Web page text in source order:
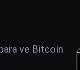
ve Bitcoin